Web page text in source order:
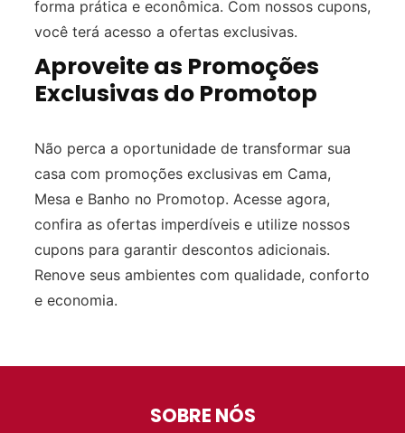
forma prática e econômica. Com nossos cupons,
você terá acesso a ofertas exclusivas.
Aproveite as Promoções
Exclusivas do Promotop
Não perca a oportunidade de transformar sua
casa com promoções exclusivas em Cama,
Mesa e Banho no Promotop. Acesse agora,
confira as ofertas imperdíveis e utilize nossos
cupons para garantir descontos adicionais.
Renove seus ambientes com qualidade, conforto
e economia.
SOBRE NÓS